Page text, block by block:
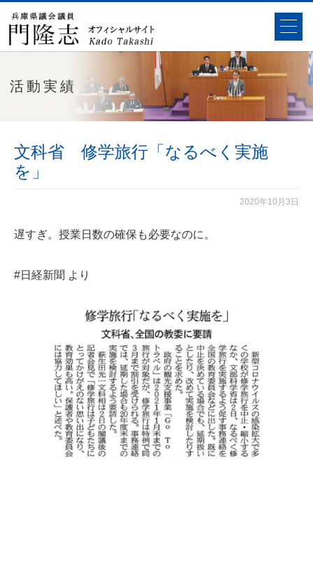
活動実績
文科省 修学旅行「なるべく実施
を」
2020年10月3日
遅すぎ。授業日数の確保も必要なのに。
#日経新聞 より